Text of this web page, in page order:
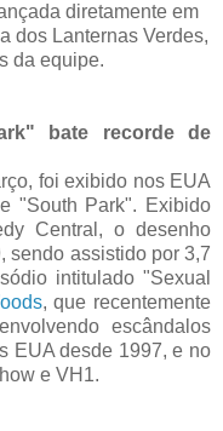
diretamente em
dos Lanternas Verdes,
da equipe.
bate recorde de
foi exibido nos EUA
"South Park". Exibido
Central, o desenho
sendo assistido por 3,7
intitulado "Sexual
, que recentemente
escândalos
EUA desde 1997, e no
e VH1.